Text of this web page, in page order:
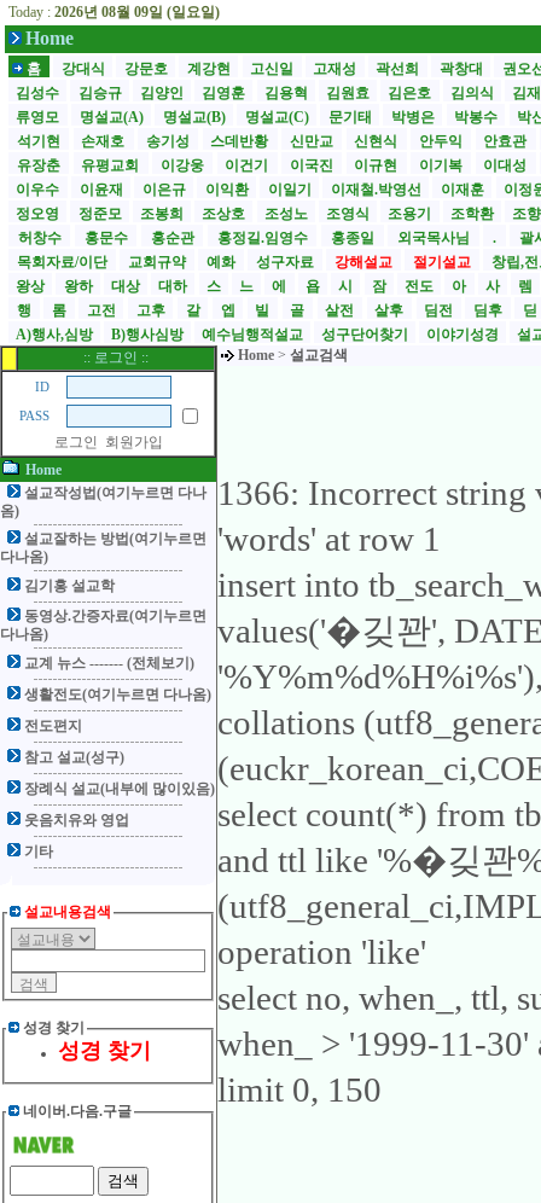
Today : 2026년 08월 09일 (일요일)
Home
홈 강대식 강문호 계강현 고신일 고재성 곽선희 곽창대
권오
김성수
김승규 김양인 김영훈 김용혁 김원효 김은호 김의식
김
류영모
명설교(A) 명설교(B) 명설교(C) 문기태 박병은 박봉수
박
석기현
손재호 송기성 스데반황 신만교 신현식 안두익
안효관
유장춘
유평교회 이강웅 이건기 이국진 이규현 이기복
이대성
이우수
이윤재 이은규 이익환 이일기 이재철.박영선 이재훈
이정
정오영
정준모 조봉희 조상호 조성노 조영식 조용기 조학환
조
허창수
홍문수 홍순관 홍정길.임영수 홍종일 외국목사님 .
괄
목회자료/이단
교회규약 예화 성구자료 강해설교 절기설교
창립,
왕상
왕하 대상 대하 스 느 에 욥 시 잠 전도 아 사
렘
행
롬 고전 고후 갈 엡 빌 골 살전 살후 딤전 딤후
딛
A)행사,심방
B)행사심방 예수님행적설교 성구단어찾기 이야기성경
설
:: 로그인 ::
ID
PASS
로그인
회원가입
Home
설교작성법(여기누르면 다나
옴)
설교잘하는 방법(여기누르면
다나옴)
김기홍 설교학
동영상.간증자료(여기누르면
다나옴)
교계 뉴스 ------- (전체보기)
생활전도(여기누르면 다나옴)
전도편지
참고 설교(성구)
장례식 설교(내부에 많이있음)
웃음치유와 영업
기타
설교내용검색
성경 찾기
성경 찾기
네이버.다음.구글
Home > 설교검색
1366: Incorrect
'words' at row 1
insert into
values('�깆꽌',
collations
select count(*) from
and ttl like '%�깆꽌
operation 'like'
select no, when_, ttl,
when_ > '1999-11-
limit 0, 150